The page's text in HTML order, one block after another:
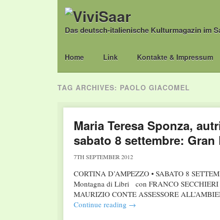
Das deutsch-italienische Kulturmagazin im
Main menu
Skip
Home Link Kontakte & Impressum
TAG ARCHIVES: PAOLO GIACOMEL
Maria Teresa Sponza,
sabato 8 settembre:
7TH SEPTEMBER 2012
CORTINA D’AMPEZZO • SABATO 8
Montagna di Libri con FRANCO
MAURIZIO CONTE ASSESSORE
Continue reading →